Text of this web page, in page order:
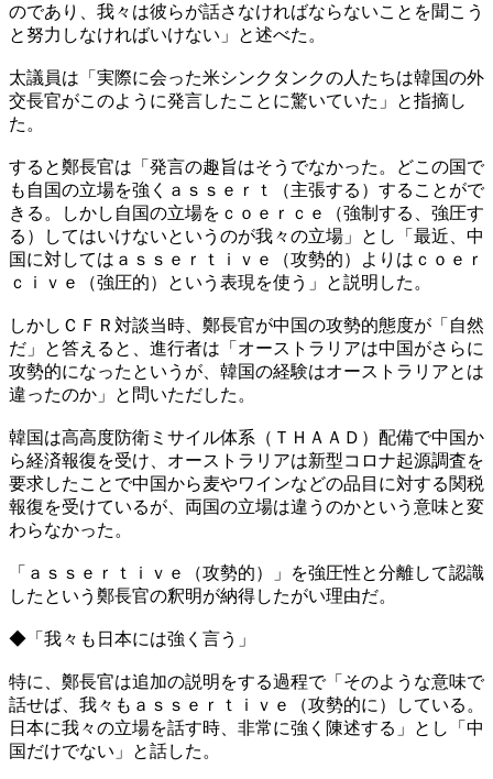
のであり、我々は彼らが話さなければならないことを聞こう
と努力しなければいけない」と述べた。
太議員は「実際に会った米シンクタンクの人たちは韓国の外
交長官がこのように発言したことに驚いていた」と指摘し
た。
すると鄭長官は「発言の趣旨はそうでなかった。どこの国で
も自国の立場を強くａｓｓｅｒｔ（主張する）することがで
きる。しかし自国の立場をｃｏｅｒｃｅ（強制する、強圧す
る）してはいけないというのが我々の立場」とし「最近、中
国に対してはａｓｓｅｒｔｉｖｅ（攻勢的）よりはｃｏｅｒ
ｃｉｖｅ（強圧的）という表現を使う」と説明した。
しかしＣＦＲ対談当時、鄭長官が中国の攻勢的態度が「自然
だ」と答えると、進行者は「オーストラリアは中国がさらに
攻勢的になったというが、韓国の経験はオーストラリアとは
違ったのか」と問いただした。
韓国は高高度防衛ミサイル体系（ＴＨＡＡＤ）配備で中国か
ら経済報復を受け、オーストラリアは新型コロナ起源調査を
要求したことで中国から麦やワインなどの品目に対する関税
報復を受けているが、両国の立場は違うのかという意味と変
わらなかった。
「ａｓｓｅｒｔｉｖｅ（攻勢的）」を強圧性と分離して認識
したという鄭長官の釈明が納得したがい理由だ。
◆「我々も日本には強く言う」
特に、鄭長官は追加の説明をする過程で「そのような意味で
話せば、我々もａｓｓｅｒｔｉｖｅ（攻勢的に）している。
日本に我々の立場を話す時、非常に強く陳述する」とし「中
国だけでない」と話した。